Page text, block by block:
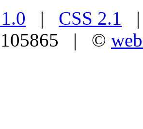
| CSS 2.1 |
105865 | ©